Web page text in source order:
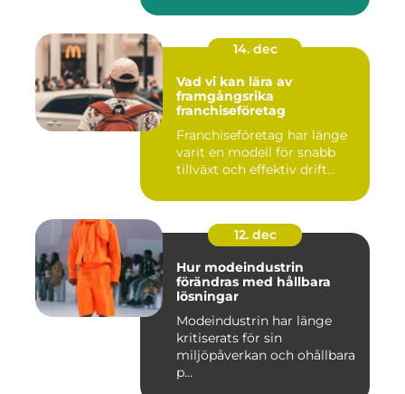
14. dec
Vad vi kan lära av
framgångsrika
franchiseföretag
Franchiseföretag har länge
varit en modell för snabb
tillväxt och effektiv drift...
12. dec
Hur modeindustrin
förändras med hållbara
lösningar
Modeindustrin har länge
kritiserats för sin
miljöpåverkan och ohållbara
p...